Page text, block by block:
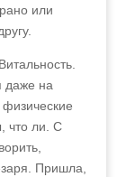
или
даже на
что ли. С
Пришла,